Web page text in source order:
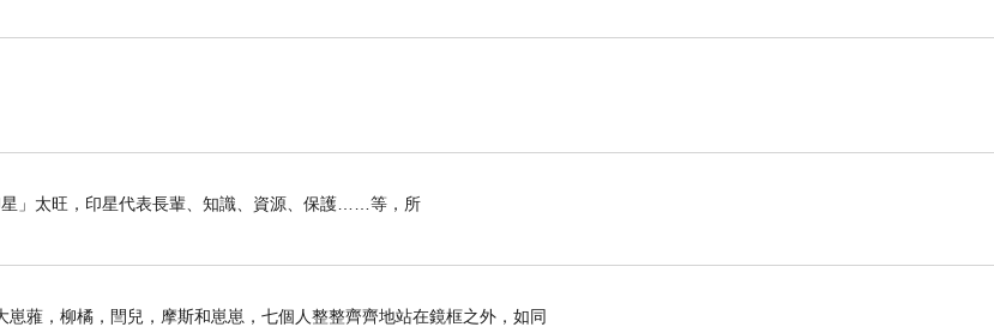
的信任和長期合作。
，使客戶易於理解。
的解決方案。
客戶應對挑戰。
立信任度。
烈的行業中脫穎而出。
」太旺，印星代表長輩、知識、資源、保護……等，所
蕥，柳橘，閆兒，摩斯和崽崽，七個人整整齊齊地站在鏡框之外，如同